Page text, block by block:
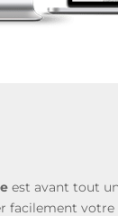
est avant tout
facilement votre